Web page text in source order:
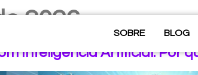
SOBRE BLOG
2026
Inteligência Artificial: Por